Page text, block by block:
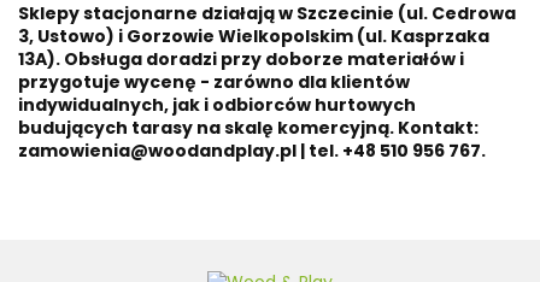
Sklepy stacjonarne działają w Szczecinie (ul. Cedrowa
3, Ustowo) i Gorzowie Wielkopolskim (ul. Kasprzaka
13A). Obsługa doradzi przy doborze materiałów i
przygotuje wycenę - zarówno dla klientów
indywidualnych, jak i odbiorców hurtowych
budujących tarasy na skalę komercyjną. Kontakt:
zamowienia@woodandplay.pl | tel. +48 510 956 767.